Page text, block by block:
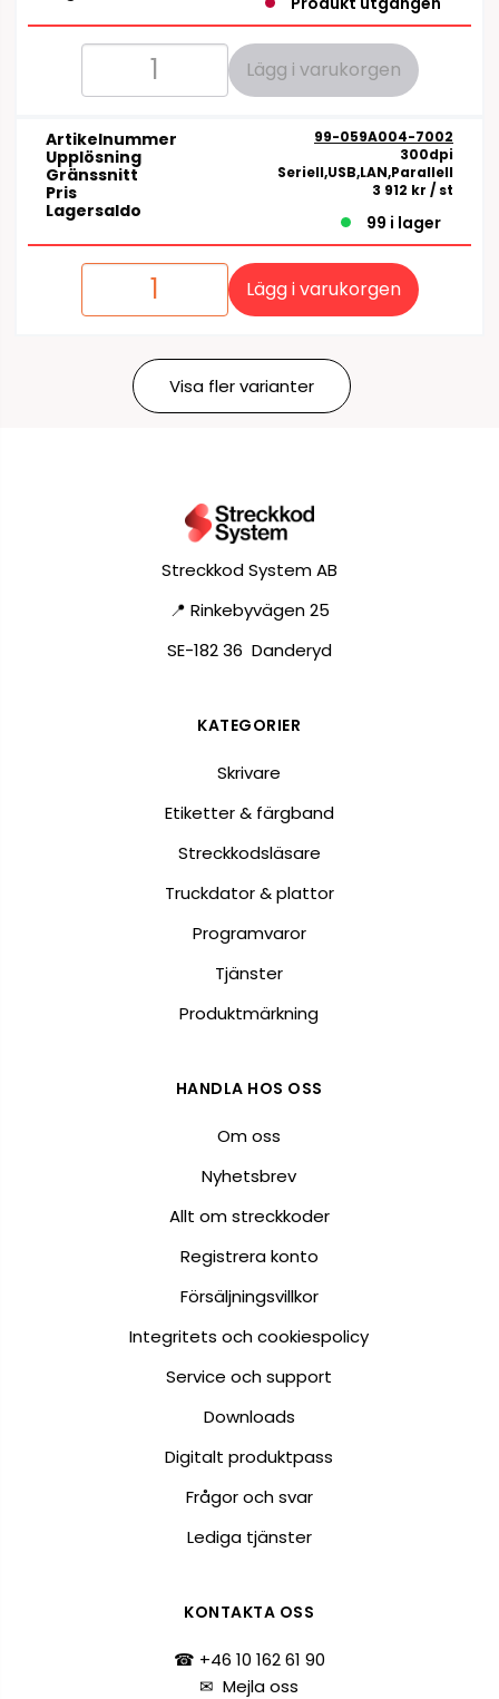
Lägg i varukorgen
Artikelnummer 99-059A004-7002
Upplösning 300dpi
Gränssnitt Seriell,USB,LAN,Parallell
Pris 3 912 kr / st
Lagersaldo
99 i lager
Lägg i varukorgen
Visa fler varianter
Streckkod System AB
📍 Rinkebyvägen 25
SE-182 36 Danderyd
KATEGORIER
Skrivare
Etiketter & färgband
Streckkodsläsare
Truckdator & plattor
Programvaror
Tjänster
Produktmärkning
HANDLA HOS OSS
Om oss
Nyhetsbrev
Allt om streckkoder
Registrera konto
Försäljningsvillkor
Integritets och cookiespolicy
Service och support
Downloads
Digitalt produktpass
Frågor och svar
Lediga tjänster
KONTAKTA OSS
☎ +46 10 162 61 90
✉Mejla oss